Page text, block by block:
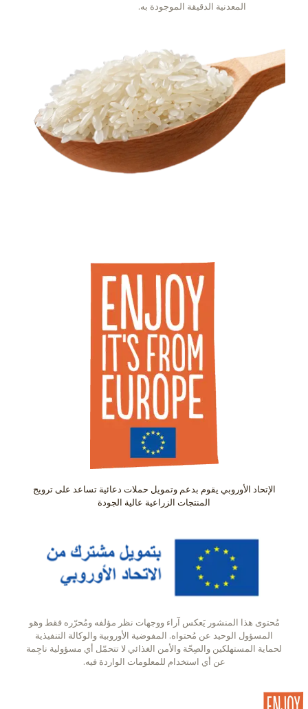
المعدنية الدقيقة الموجودة به.
الإتحاد الأوروبي يقوم بدعم وتمويل حملات دعائية تساعد على ترويج
المنتجات الزراعية عالية الجودة
مُحتوى هذا المنشور يَعكس آراء ووجهات نظر مؤلفه ومُحرّره فقط وهو
المسؤول الوحيد عن مُحتواه. المفوضية الأوروبية والوكالة التنفيذية
لحماية المستهلكين والصِحّة والأمن الغذائي لا تتحمّل أي مسؤولية ناجِمة
عن أي استخدام للمعلومات الواردة فيه.